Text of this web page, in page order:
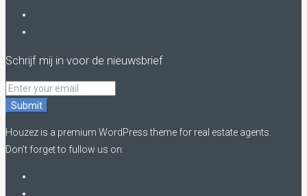
Schrijf mij in voor de nieuwsbrief
Submit
Houzez is a premium WordPress theme for real estate agents.
Don’t forget to fullow us on: